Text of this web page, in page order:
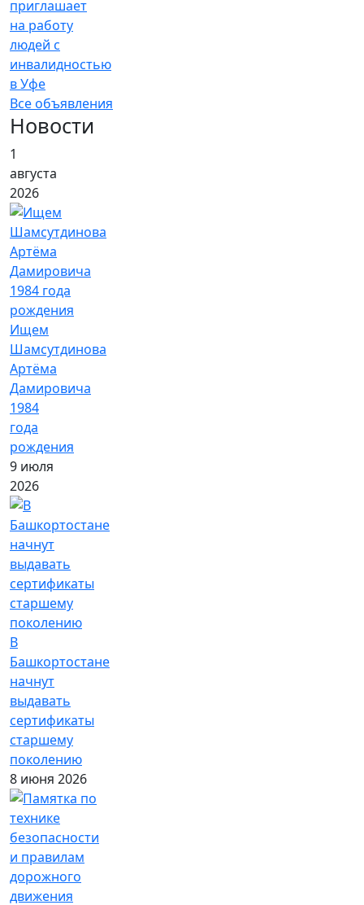
приглашает
на работу
людей с
инвалидностью
в Уфе
Все объявления
Новости
1
августа
2026
Ищем
Шамсутдинова
Артёма
Дамировича
1984
года
рождения
9 июля
2026
В
Башкортостане
начнут
выдавать
сертификаты
старшему
поколению
8 июня 2026